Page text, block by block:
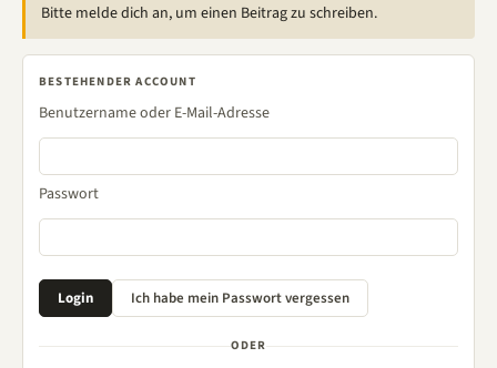
Bitte melde dich an, um einen Beitrag zu schreiben.
BESTEHENDER ACCOUNT
Benutzername oder E-Mail-Adresse
Passwort
ODER